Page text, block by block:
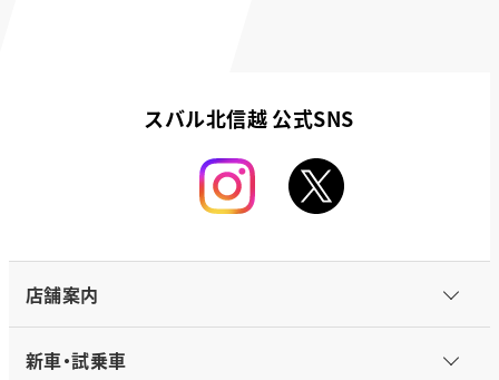
スバル北信越 公式SNS
店舗案内
新車・試乗車